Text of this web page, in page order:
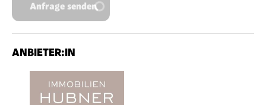
Anfrage senden
ANBIETER:IN